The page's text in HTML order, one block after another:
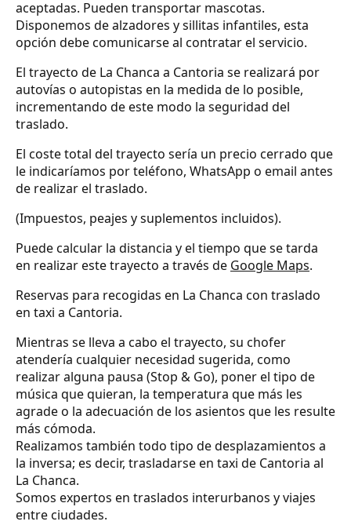
aceptadas. Pueden transportar mascotas.
Disponemos de alzadores y sillitas infantiles, esta
opción debe comunicarse al contratar el servicio.
El trayecto de La Chanca a Cantoria se realizará por
autovías o autopistas en la medida de lo posible,
incrementando de este modo la seguridad del
traslado.
El coste total del trayecto sería un precio cerrado que
le indicaríamos por teléfono, WhatsApp o email antes
de realizar el traslado.
(Impuestos, peajes y suplementos incluidos).
Puede calcular la distancia y el tiempo que se tarda
en realizar este trayecto a través de Google Maps.
Reservas para recogidas en La Chanca con traslado
en taxi a Cantoria.
Mientras se lleva a cabo el trayecto, su chofer
atendería cualquier necesidad sugerida, como
realizar alguna pausa (Stop & Go), poner el tipo de
música que quieran, la temperatura que más les
agrade o la adecuación de los asientos que les resulte
más cómoda.
Realizamos también todo tipo de desplazamientos a
la inversa; es decir, trasladarse en taxi de Cantoria al
La Chanca.
Somos expertos en traslados interurbanos y viajes
entre ciudades.